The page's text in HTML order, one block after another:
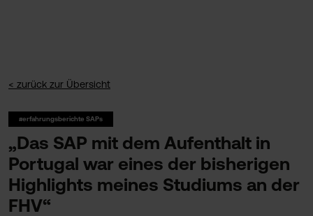
< zurück zur Übersicht
#erfahrungsberichte SAPs
„Das SAP mit dem Aufenthalt in
Portugal war eines der bisherigen
Highlights meines Studiums an der
FHV“